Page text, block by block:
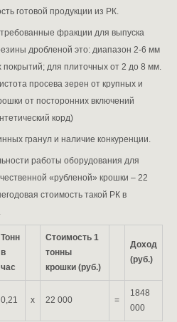
готовой продукции из РК.
фракции для выпуска
дробленой это: диапазон 2-6 мм
для плиточных от 2 до 8 мм.
просева зерен от крупных и
от посторонних включений
корд)
гранул и наличие конкуренции.
работы оборудования для
«рубленой» крошки – 22
стоимость такой РК в
Тонн
в
час
Стоимость 1
тонны
крошки (руб.)
Доход
(руб.)
0,21 х 22 000 =
1848
000